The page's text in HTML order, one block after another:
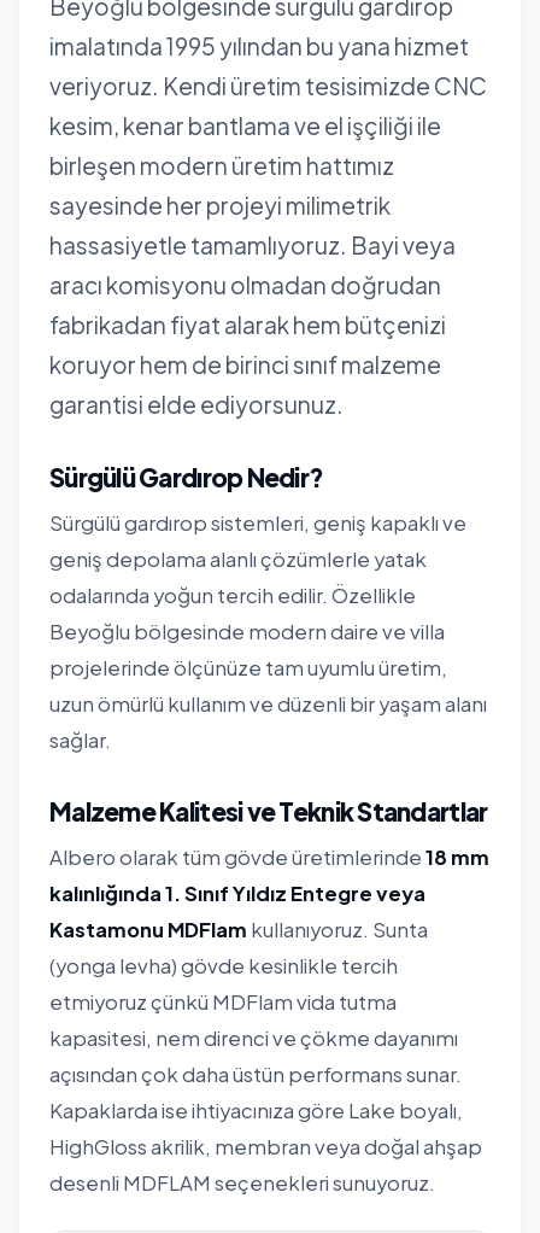
Beyoğlu bölgesinde sürgülü gardırop
imalatında 1995 yılından bu yana hizmet
veriyoruz. Kendi üretim tesisimizde CNC
kesim, kenar bantlama ve el işçiliği ile
birleşen modern üretim hattımız
sayesinde her projeyi milimetrik
hassasiyetle tamamlıyoruz. Bayi veya
aracı komisyonu olmadan doğrudan
fabrikadan fiyat alarak hem bütçenizi
koruyor hem de birinci sınıf malzeme
garantisi elde ediyorsunuz.
Sürgülü Gardırop Nedir?
Sürgülü gardırop sistemleri, geniş kapaklı ve
geniş depolama alanlı çözümlerle yatak
odalarında yoğun tercih edilir. Özellikle
Beyoğlu bölgesinde modern daire ve villa
projelerinde ölçünüze tam uyumlu üretim,
uzun ömürlü kullanım ve düzenli bir yaşam alanı
sağlar.
Malzeme Kalitesi ve Teknik Standartlar
Albero olarak tüm gövde üretimlerinde18 mm
kalınlığında 1. Sınıf Yıldız Entegre veya
Kastamonu MDFlam kullanıyoruz. Sunta
(yonga levha) gövde kesinlikle tercih
etmiyoruz çünkü MDFlam vida tutma
kapasitesi, nem direnci ve çökme dayanımı
açısından çok daha üstün performans sunar.
Kapaklarda ise ihtiyacınıza göre Lake boyalı,
HighGloss akrilik, membran veya doğal ahşap
desenli MDFLAM seçenekleri sunuyoruz.